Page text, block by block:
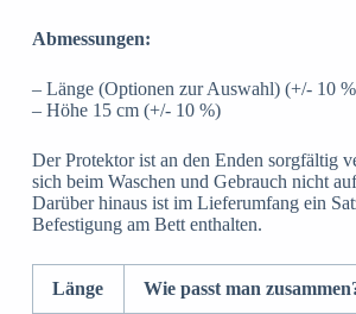
Abmessungen:
– Länge (Optionen zur Auswahl) (+/- 10
– Höhe 15 cm (+/- 10 %)
Der Protektor ist an den Enden sorgfältig
sich beim Waschen und Gebrauch nicht
Darüber hinaus ist im Lieferumfang ein
Befestigung am Bett enthalten.
Länge Wie passt man